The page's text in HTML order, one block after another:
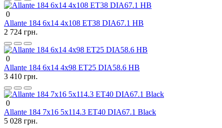
0
Allante 184 6x14 4x108 ET38 DIA67.1 HB
2 724 грн.
0
Allante 184 6x14 4x98 ET25 DIA58.6 HB
3 410 грн.
0
Allante 184 7x16 5x114.3 ET40 DIA67.1 Black
5 028 грн.